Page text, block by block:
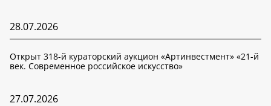
28.07.2026
Открыт 318-й кураторский аукцион «Артинвестмент» «21-й
век. Современное российское искусство»
27.07.2026